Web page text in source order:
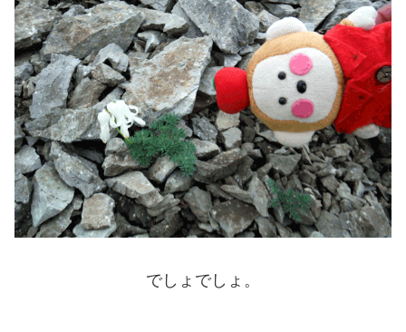
でしょでしょ。